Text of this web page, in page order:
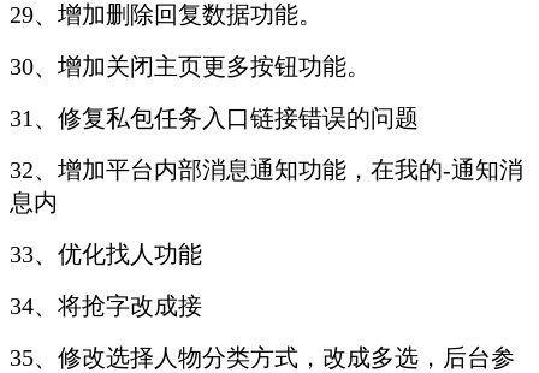
29、增加删除回复数据功能。
30、增加关闭主页更多按钮功能。
31、修复私包任务入口链接错误的问题
32、增加平台内部消息通知功能，在我的-通知消
息内
33、优化找人功能
34、将抢字改成接
35、修改选择人物分类方式，改成多选，后台参